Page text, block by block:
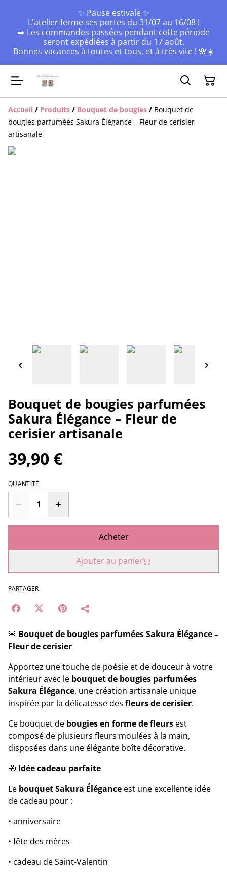
✨ Pause estivale ✨
L'atelier ferme ses portes du 31/07 au 16/08 !
➡️ Les commandes passées pendant cette période
seront expédiées à partir du 17 août.
Bonnes vacances à toutes et tous, et à très vite ! 🌸☀️
Accueil / Produits / Bouquet de bougies / Bouquet de
bougies parfumées Sakura Élégance – Fleur de cerisier
artisanale
Bouquet de bougies parfumées
Sakura Élégance – Fleur de
cerisier artisanale
39,90 €
QUANTITÉ
Acheter
Ajouter au panier
PARTAGER
🌸 Bouquet de bougies parfumées Sakura Élégance –
Fleur de cerisier
Apportez une touche de poésie et de douceur à votre
intérieur avec le bouquet de bougies parfumées
Sakura Élégance, une création artisanale unique
inspirée par la délicatesse des fleurs de cerisier.
Ce bouquet de bougies en forme de fleurs est
composé de plusieurs fleurs moulées à la main,
disposées dans une élégante boîte décorative.
🎁 Idée cadeau parfaite
Le bouquet Sakura Élégance est une excellente idée
de cadeau pour :
• anniversaire
• fête des mères
• cadeau de Saint-Valentin